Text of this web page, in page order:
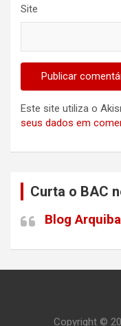
Site
Este site utiliza o
seus dados em
Curta o BAC
Blog
Copyright ©